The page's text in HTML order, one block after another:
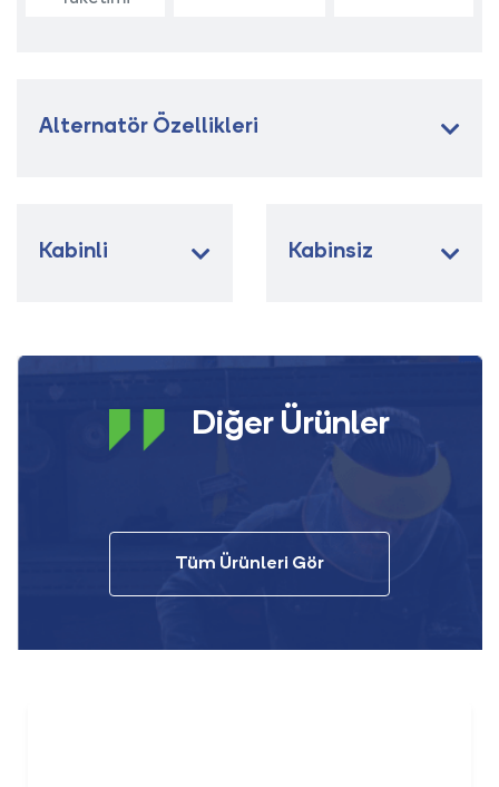
Alternatör Özellikleri
Kabinli Kabinsiz
Diğer Ürünler
Tüm Ürünleri Gör